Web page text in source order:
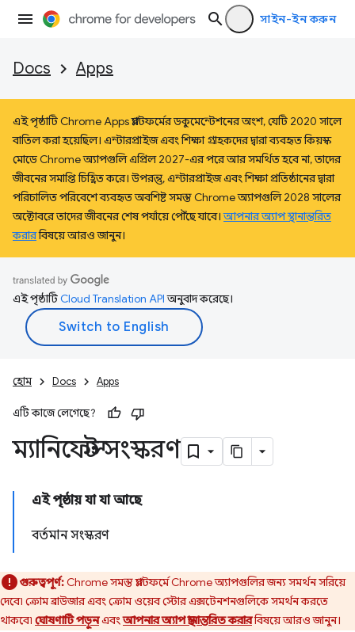
সাইন-ইন করুন
Docs Apps
এই পৃষ্ঠাটি Chrome Apps প্ল্যাটফর্মের ডকুমেন্টেশনের অংশ, যেটি 2020 সালে
বাতিল করা হয়েছিল। এন্টারপ্রাইজ এবং শিক্ষা গ্রাহকদের দ্বারা ব্যবহৃত কিয়স্ক
মোডে Chrome অ্যাপগুলি এপ্রিল 2027-এর পরে আর সমর্থিত হবে না, তাদের
জীবনের সমাপ্তি চিহ্নিত করে। উপরন্তু, এন্টারপ্রাইজ এবং শিক্ষা প্রতিষ্ঠানের দ্বারা
পরিচালিত পরিবেশে ব্যবহৃত অবশিষ্ট সমস্ত Chrome অ্যাপগুলি 2028 সালের
অক্টোবরে তাদের জীবনের শেষ পর্যায়ে পৌঁছে যাবে।আপনার অ্যাপ স্থানান্তরিত
করারবিষয়ে আরও জানুন।
এই পৃষ্ঠাটিCloud Translation APIঅনুবাদ করেছে।
হোম Docs Apps
এটি কাজে লেগেছে?
ম্যানিফেস্ট সংস্করণ
এই পৃষ্ঠায় যা যা আছে
বর্তমান সংস্করণ
গুরুত্বপূর্ণ:Chrome সমস্ত প্ল্যাটফর্মে Chrome অ্যাপগুলির জন্য সমর্থন সরিয়ে
দেবে৷ ক্রোম ব্রাউজার এবং ক্রোম ওয়েব স্টোর এক্সটেনশনগুলিকে সমর্থন করতে
থাকবে৷ ঘোষণাটি পড়ুনএবংআপনার অ্যাপ স্থানান্তরিত করারবিষয়ে আরও জানুন।